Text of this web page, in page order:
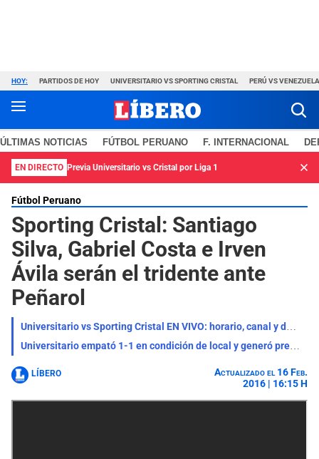
HOY: PARTIDOS DE HOY UNIVERSITARIO VS SPORTING CRISTAL PERÚ VS VENEZUELA
ÚLTIMAS NOTICIAS FÚTBOL PERUANO F. INTERNACIONAL
EN DIRECTO Previa Universitario vs Cristal por Liga 1
Fútbol Peruano
Sporting Cristal: Santiago
Silva, Gabriel Costa e Irven
Ávila serán el tridente ante
Peñarol
Universitario vs Sporting Cristal EN VIVO: horario, canal y dónde ver el partido por el Torneo Clausura
Universitario empató 1-1 en condición de local y generó preocupación en toda su hinchada
LÍBERO
Actualizado el 16 Feb.
2016 | 16:15 H